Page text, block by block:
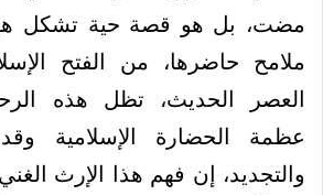
مضت، بل هو قصة حية تشكل
ملامح حاضرها، من الفتح
العصر الحديث، تظل هذه
عظمة الحضارة الإسلامية
والتجديد، إن فهم هذا الإرث